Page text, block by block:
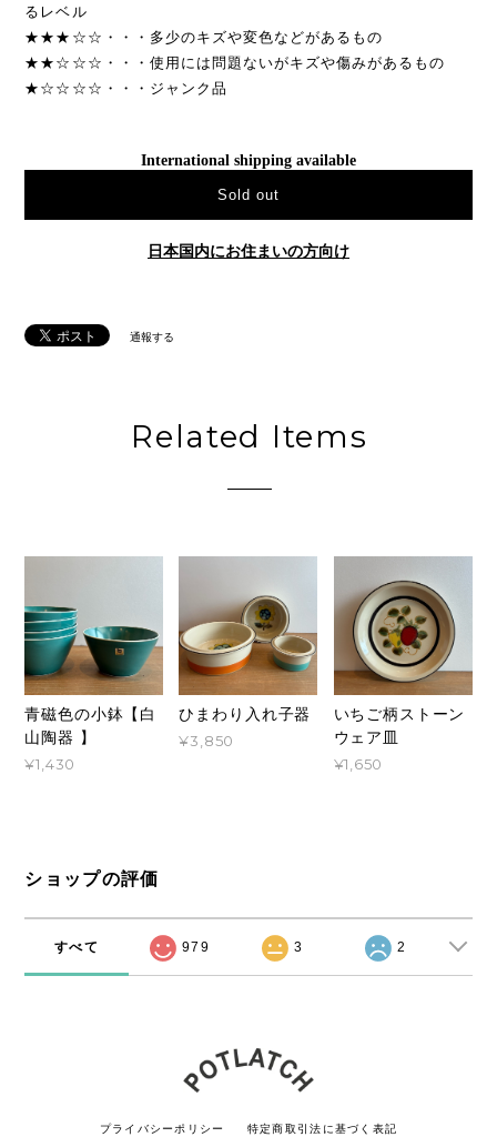
るレベル
★★★☆☆・・・多少のキズや変色などがあるもの
★★☆☆☆・・・使用には問題ないがキズや傷みがあるもの
★☆☆☆☆・・・ジャンク品
International shipping available
Sold out
日本国内にお住まいの方向け
通報する
Related Items
青磁色の小鉢【白
山陶器 】
¥1,430
ひまわり入れ子器
¥3,850
いちご柄ストーン
ウェア皿
¥1,650
ショップの評価
すべて 979 3 2
プライバシーポリシー 特定商取引法に基づく表記